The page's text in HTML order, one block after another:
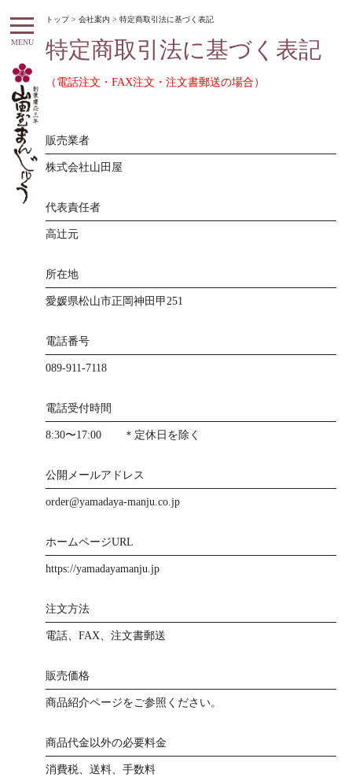
MENU
トップ> 会社案内 > 特定商取引法に基づく表記
特定商取引法に基づく表記
（電話注文・FAX注文・注文書郵送の場合）
販売業者
株式会社山田屋
代表責任者
高辻元
所在地
愛媛県松山市正岡神田甲251
電話番号
089-911-7118
電話受付時間
8:30〜17:00 ＊定休日を除く
公開メールアドレス
order@yamadaya-manju.co.jp
ホームページURL
https://yamadayamanju.jp
注文方法
電話、FAX、注文書郵送
販売価格
商品紹介ページをご参照ください。
商品代金以外の必要料金
消費税、送料、手数料